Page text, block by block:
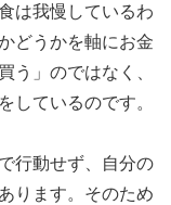
は我慢しているわ
どうかを軸にお金
う」のではなく、
しているのです。
行動せず、自分の
ります。そのため